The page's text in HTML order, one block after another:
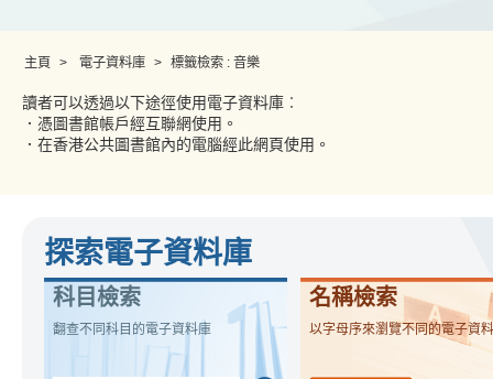
主頁 > 電子資料庫 > 標籤檢索 : 音樂
讀者可以透過以下途徑使用電子資料庫︰
．憑圖書館帳戶經互聯網使用。
．在香港公共圖書館內的電腦經此網頁使用。
探索電子資料庫
科目檢索
翻查不同科目的電子資料庫
名稱檢索
以字母序來瀏覽不同的電子資